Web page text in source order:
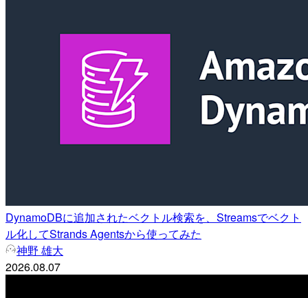
DynamoDBに追加されたベクトル検索を、Streamsでベクト
ル化してStrands Agentsから使ってみた
神野 雄大
2026.08.07